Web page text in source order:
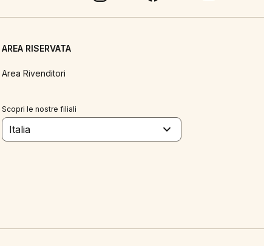
AREA RISERVATA
Area Rivenditori
Scopri le nostre filiali
Italia